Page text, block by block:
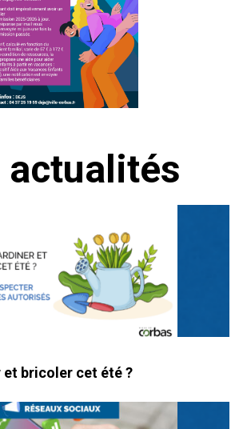
actualités
et bricoler cet été ?